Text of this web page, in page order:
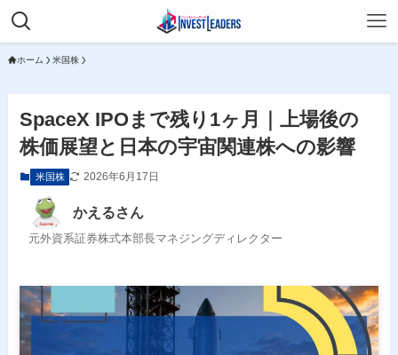
ホーム 米国株
SpaceX IPOまで残り1ヶ月｜上場後の
株価展望と日本の宇宙関連株への影響
米国株 2026年6月17日
かえるさん
元外資系証券株式本部長マネジングディレクター